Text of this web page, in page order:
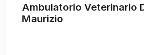
Ambulatorio Veterinario
Maurizio